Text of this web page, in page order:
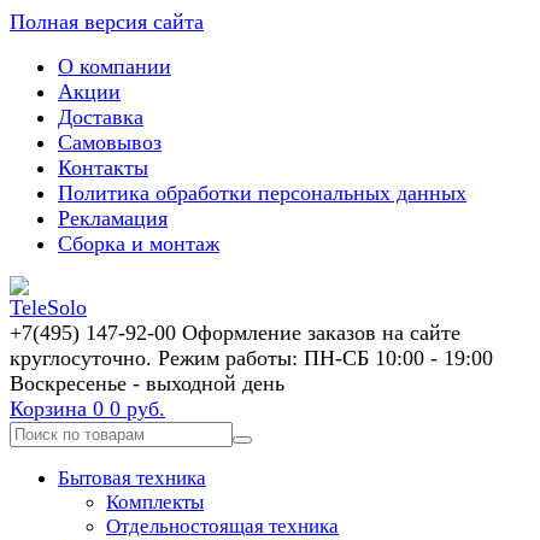
Полная версия сайта
О компании
Акции
Доставка
Самовывоз
Контакты
Политика обработки персональных данных
Рекламация
Сборка и монтаж
+7(495) 147-92-00 Оформление заказов на сайте
круглосуточно. Режим работы: ПН-СБ 10:00 - 19:00
Воскресенье - выходной день
Корзина 0 0 руб.
Бытовая техника
Комплекты
Отдельностоящая техника